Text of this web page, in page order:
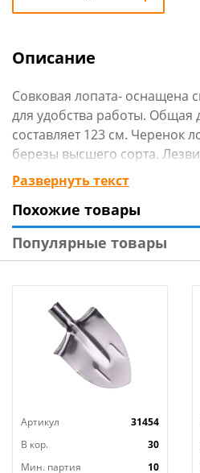
Описание
Совковая лопата- оснащена
для удобства работы. Общая
составляет 123 см. Черенок
березы высшего сорта.
высокоуглеродистой стали с
покрытием, обеспечивает
эксплуатации лопаты.
Технические
Общая длина: 123 см
Материал корпуса:
Развернуть текст
Похожие товары
Популярные товары
Артикул
31454
В кор.
30
Мин. партия
10